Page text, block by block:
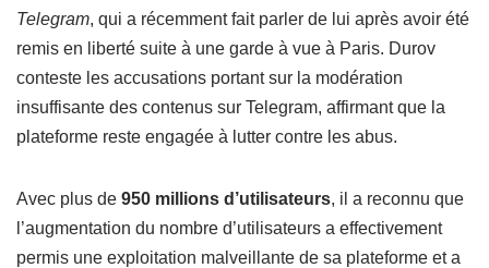
Telegram, qui a récemment fait parler de lui après avoir été
remis en liberté suite à une garde à vue à Paris. Durov
conteste les accusations portant sur la modération
insuffisante des contenus sur Telegram, affirmant que la
plateforme reste engagée à lutter contre les abus.
Avec plus de 950 millions d’utilisateurs, il a reconnu que
l’augmentation du nombre d’utilisateurs a effectivement
permis une exploitation malveillante de sa plateforme et a